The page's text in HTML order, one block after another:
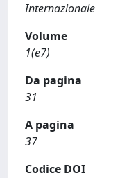
Internazionale
Volume
1(e7)
Da pagina
31
A pagina
37
Codice DOI